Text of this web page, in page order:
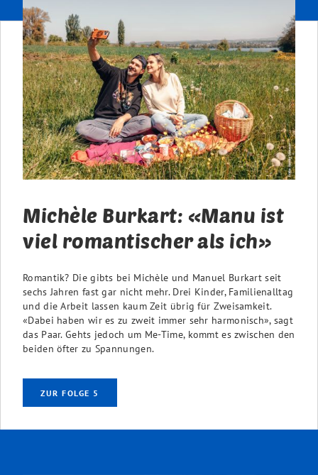
Michèle Burkart: «Manu ist
viel romantischer als ich»
Romantik? Die gibts bei Michèle und Manuel Burkart seit
sechs Jahren fast gar nicht mehr. Drei Kinder, Familienalltag
und die Arbeit lassen kaum Zeit übrig für Zweisamkeit.
«Dabei haben wir es zu zweit immer sehr harmonisch», sagt
das Paar. Gehts jedoch um Me-Time, kommt es zwischen den
beiden öfter zu Spannungen.
ZUR FOLGE 5